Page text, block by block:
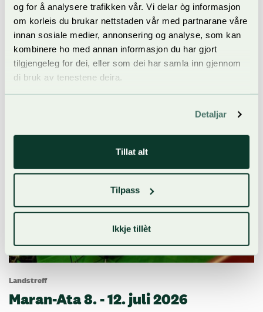
og for å analysere trafikken vår. Vi delar òg informasjon
om korleis du brukar nettstaden vår med partnarane våre
innan sosiale medier, annonsering og analyse, som kan
kombinere ho med annan informasjon du har gjort
tilgjengeleg for dei, eller som dei har samla inn gjennom
di bruk av tenestene deira.
Detaljar
Tillat alt
Tilpass
Ikkje tillèt
Landstreff
Maran-Ata 8. - 12. juli 2026